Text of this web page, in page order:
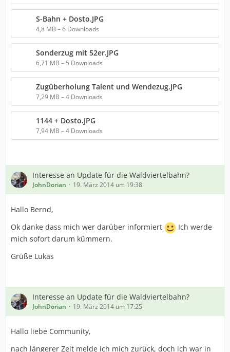
S-Bahn + Dosto.JPG
4,8 MB – 6 Downloads
Sonderzug mit 52er.JPG
6,71 MB – 5 Downloads
Zugüberholung Talent und Wendezug.JPG
7,29 MB – 4 Downloads
1144 + Dosto.JPG
7,94 MB – 4 Downloads
Interesse an Update für die Waldviertelbahn?
JohnDorian 19. März 2014 um 19:38
Hallo Bernd,
Ok danke dass mich wer darüber informiert
Ich werde
mich sofort darum kümmern.
Grüße Lukas
Interesse an Update für die Waldviertelbahn?
JohnDorian 19. März 2014 um 17:25
Hallo liebe Community,
nach längerer Zeit melde ich mich zurück, doch ich war in